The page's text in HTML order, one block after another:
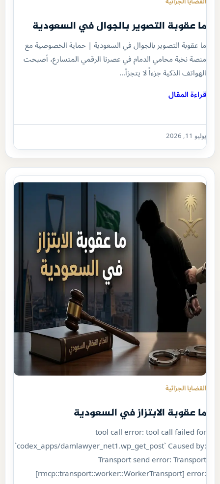
ما عقوبة التصوير بالجوال في السعودية
ما عقوبة التصوير بالجوال في السعودية | حماية الخصوصية مع
منصة نخبة محامي الدمام في عصرنا الرقمي المتسارع، أصبحت
الهواتف الذكية جزءاً لا يتجزأ…
قراءة المقال
يوليو 11, 2026
القضايا الجزائية
ما عقوبة الابتزاز في السعودية
tool call error: tool call failed for
`codex_apps/damlawyer_net1.wp_get_post` Caused by:
Transport send error: Transport
[rmcp::transport::worker::WorkerTransport] error: